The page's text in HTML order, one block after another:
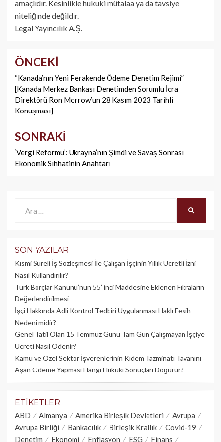
amaçlıdır. Kesinlikle hukuki mütalaa ya da tavsiye
niteliğinde değildir.
Legal Yayıncılık A.Ş.
Yazı
dolaşımı
ÖNCEKI
“Kanada’nın Yeni Perakende Ödeme Denetim Rejimi”
[Kanada Merkez Bankası Denetimden Sorumlu İcra
Direktörü Ron Morrow’un 28 Kasım 2023 Tarihli
Konuşması]
SONRAKI
‘Vergi Reformu’: Ukrayna’nın Şimdi ve Savaş Sonrası
Ekonomik Sıhhatinin Anahtarı
SON YAZILAR
Kısmi Süreli İş Sözleşmesi İle Çalışan İşçinin Yıllık Üc­retli İzni
Nasıl Kullandırılır?
Türk Borçlar Kanunu’nun 55’ inci Maddesine Eklenen Fıkraların
Değerlendirilmesi
İşçi Hakkında Adli Kontrol Tedbiri Uygulanması Haklı Fesih
Nedeni midir?
Genel Tatil Olan 15 Temmuz Günü Tam Gün Çalışmayan İşçiye
Ücreti Nasıl Ödenir?
Kamu ve Özel Sektör İşverenlerinin Kıdem Tazminatı Tavanını
Aşan Ödeme Yapması Hangi Hukuki Sonuçları Doğurur?
ETIKETLER
ABD Almanya Amerika Birleşik Devletleri
Avrupa
Avrupa Birliği
Bankacılık Birleşik Krallık
Covid-19
Denetim
Ekonomi Enflasyon ESG Finans